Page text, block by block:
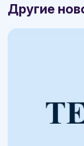
Другие